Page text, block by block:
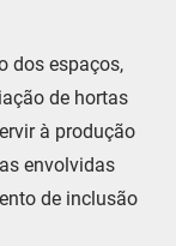
dos espaços,
de hortas
à produção
envolvidas
de inclusão